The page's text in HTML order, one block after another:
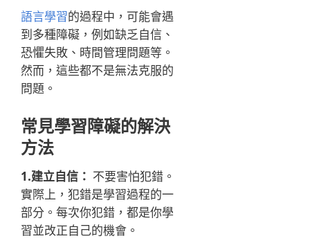
語言學習的過程中，可能會遇
到多種障礙，例如缺乏自信、
恐懼失敗、時間管理問題等。
然而，這些都不是無法克服的
問題。
常見學習障礙的解決
方法
1.建立自信： 不要害怕犯錯。
實際上，犯錯是學習過程的一
部分。每次你犯錯，都是你學
習並改正自己的機會。